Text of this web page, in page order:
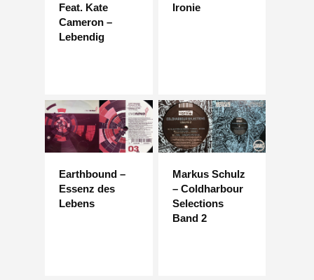
Feat. Kate
Cameron –
Lebendig
Ironie
Earthbound –
Essenz des
Lebens
Markus Schulz
– Coldharbour
Selections
Band 2